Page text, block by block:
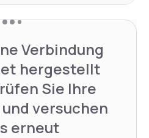
Verbindung
hergestellt
Sie Ihre
versuchen
erneut